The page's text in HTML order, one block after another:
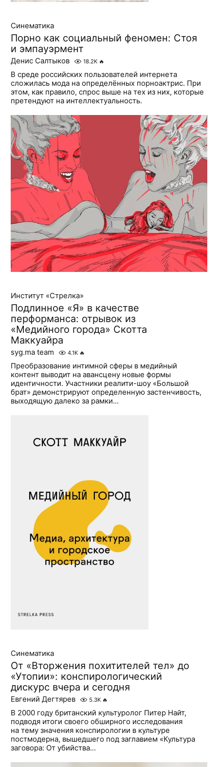
Синематика
Порно как социальный феномен: Стоя
и эмпауэрмент
Денис Салтыков 18.2K 🔥
В среде российских пользователей интернета
сложилась мода на определённых порноактрис. При
этом, как правило, спрос выше на тех из них, которые
претендуют на интеллектуальность.
Институт «Стрелка»
Подлинное «Я» в качестве
перформанса: отрывок из
«Медийного города» Скотта
Маккуайра
syg.ma team 4.1K 🔥
Преобразование интимной сферы в медийный
контент выводит на авансцену новые формы
идентичности. Участники реалити-шоу «Большой
брат» демонстрируют определенную застенчивость,
выходящую далеко за рамки...
Синематика
От «Вторжения похитителей тел» до
«Утопии»: конспирологический
дискурс вчера и сегодня
Евгений Дегтярев 5.3K 🔥
В 2000 году британский культуролог Питер Найт,
подводя итоги своего обширного исследования
на тему значения конспирологии в культуре
постмодерна, вышедшего под заглавием «Культура
заговора: От убийства...